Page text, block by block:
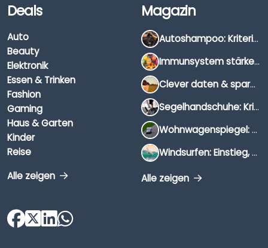
Deals
Auto
Beauty
Elektronik
Essen & Trinken
Fashion
Gaming
Haus & Garten
Kinder
Reise
Alle zeigen
Magazin
Autoshampoo: Kriterien, Unterschiede & Anwendung
Immunsystem stärken: Hausmittel, Vitamine & Wissenswertes
Clever daten & sparen: So findest du die besten Deals für Dates und Unternehmungen
Segelhandschuhe: Kriterien, Materialien & Tipps
Wohnwagenspiegel: Auswahl, Preise & Montage
Windsurfen: Einstieg, Ausrüstung & Tipps
Alle zeigen